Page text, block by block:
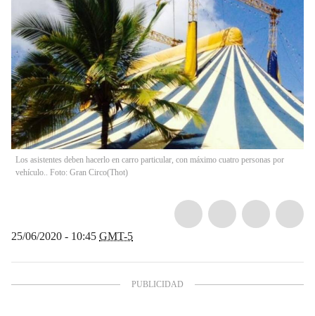
Los asistentes deben hacerlo en carro particular, con máximo cuatro personas por
vehículo.. Foto: Gran Circo(Thot)
25/06/2020 - 10:45 GMT-5